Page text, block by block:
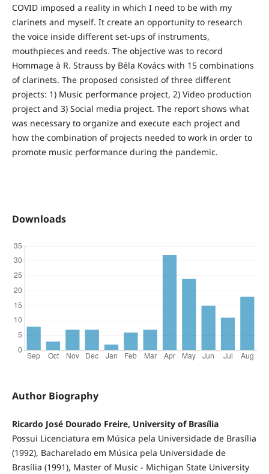
COVID imposed a reality in which I need to be with my
clarinets and myself. It create an opportunity to research
the voice inside different set-ups of instruments,
mouthpieces and reeds. The objective was to record
Hommage à R. Strauss by Béla Kovács with 15 combinations
of clarinets. The proposed consisted of three different
projects: 1) Music performance project, 2) Video production
project and 3) Social media project. The report shows what
was necessary to organize and execute each project and
how the combination of projects needed to work in order to
promote music performance during the pandemic.
Downloads
Author Biography
Ricardo José Dourado Freire, University of Brasília
Possui Licenciatura em Música pela Universidade de Brasília
(1992), Bacharelado em Música pela Universidade de
Brasília (1991), Master of Music - Michigan State University